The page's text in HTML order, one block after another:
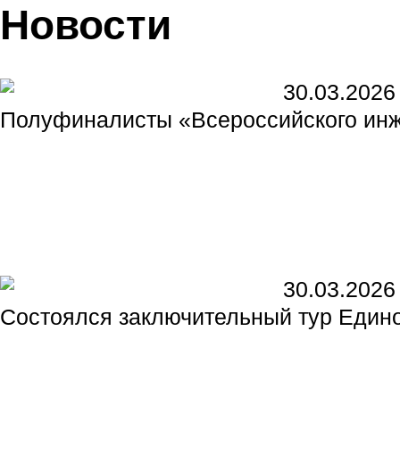
Новости
30.03.2026
Полуфиналисты «Всероссийского
30.03.2026
Состоялся заключительный тур